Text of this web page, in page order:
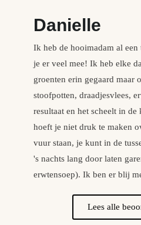
Danielle
Ik heb de hooimadam al
je er veel mee! Ik heb elke
groenten erin gegaard maar
stoofpotten, draadjesvlees,
resultaat en het scheelt in
hoeft je niet druk te maken
vuur staan, je kunt in de
's nachts lang door laten
erwtensoep). Ik ben er blij
Lees alle